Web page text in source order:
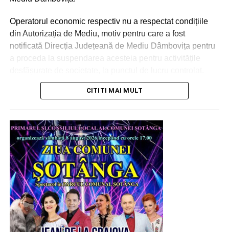
Urmărește Incomod Media și pe Google News
RECLAMA
Operatorul economic respectiv nu a respectat condițiile
din Autorizația de Mediu, motiv pentru care a fost
notificată Direcția Județeană de Mediu Dâmbovița pentru
a proceda la suspendarea acesteia pentru activitățile
Urmărește Incomod Media și pe Google News
CITITI MAI MULT